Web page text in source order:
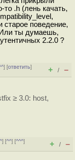
то .h (лень качать,
старое поведение,
ты думаешь,
2.2.0 ?
] [ответить]
+ / –
≥ 3.0: host,
^] [^^] [^^^]
+ / –